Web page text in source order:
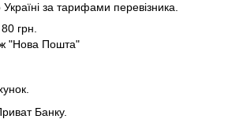
за тарифами перевізника.
грн.
"Нова Пошта"
Банку.